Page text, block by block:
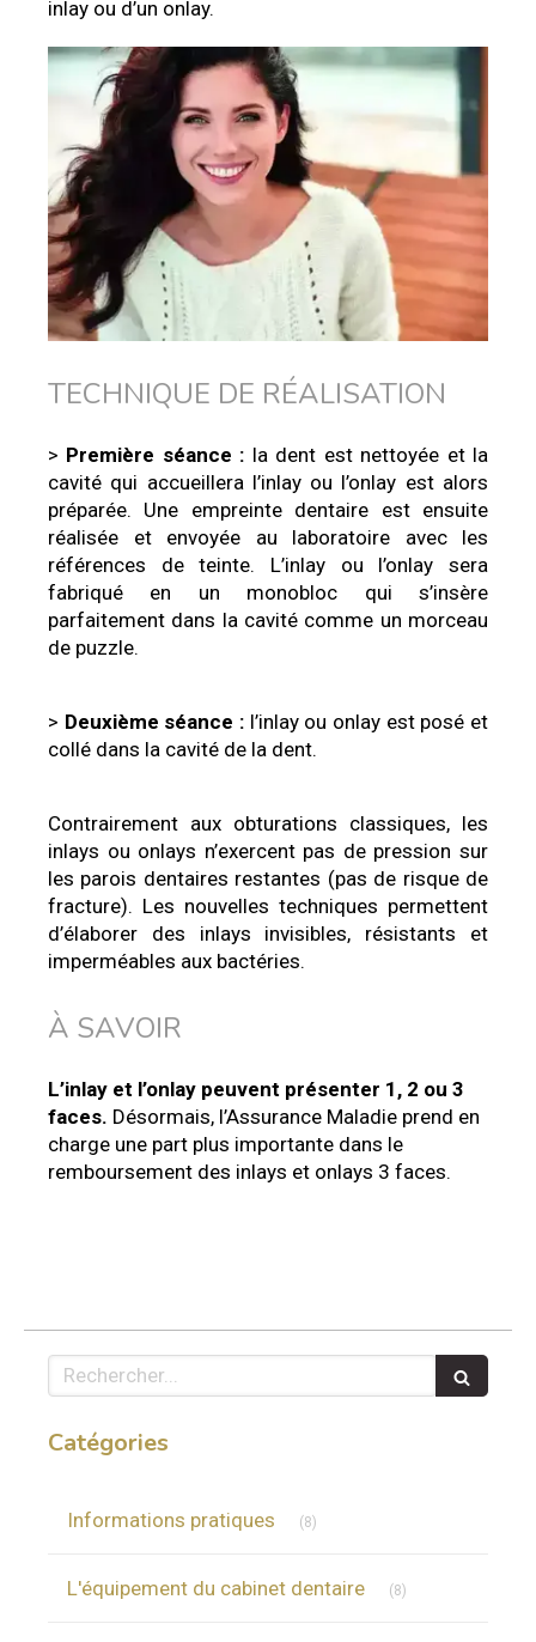
inlay ou d’un onlay.
TECHNIQUE DE RÉALISATION
> Première séance : la dent est nettoyée et la
cavité qui accueillera l’inlay ou l’onlay est alors
préparée. Une empreinte dentaire est ensuite
réalisée et envoyée au laboratoire avec les
références de teinte. L’inlay ou l’onlay sera
fabriqué en un monobloc qui s’insère
parfaitement dans la cavité comme un morceau
de puzzle.
> Deuxième séance : l’inlay ou onlay est posé et
collé dans la cavité de la dent.
Contrairement aux obturations classiques, les
inlays ou onlays n’exercent pas de pression sur
les parois dentaires restantes (pas de risque de
fracture). Les nouvelles techniques permettent
d’élaborer des inlays invisibles, résistants et
imperméables aux bactéries.
À SAVOIR
L’inlay et l’onlay peuvent présenter 1, 2 ou 3
faces. Désormais, l’Assurance Maladie prend en
charge une part plus importante dans le
remboursement des inlays et onlays 3 faces.
Rechercher
Catégories
Informations pratiques (8)
L'équipement du cabinet dentaire (8)